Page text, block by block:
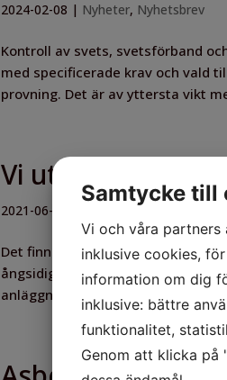
2024-02-08 | Nyheter, Nyhetsbrev
Kontroll av svets, svetsförband
med specificerade krav och vald
provning. Det är av yttersta vikt
Vi utför kemisk
2021-06-18 Nyhetsbrev
Det finns flera anledningar att
ångsidiga beläggningar på in-
anläggningen är i drift och kan
Samtycke till
Vi och våra partners
inklusive cookies,
information om dig
inklusive: bättre
funktionalitet,
Genom att klicka på